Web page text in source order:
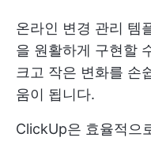
온라인 변경 관리 템
을 원활하게 구현할
크고 작은 변화를 손
움이 됩니다.
ClickUp은 효율적으